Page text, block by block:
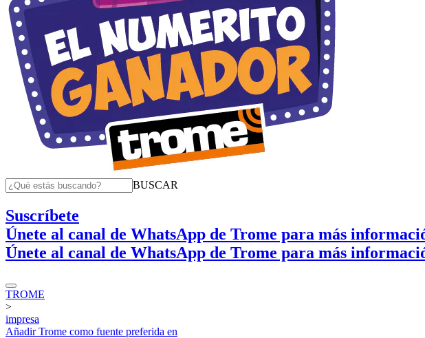
BUSCAR
Suscríbete
Únete al canal de WhatsApp de Trome para más
Únete al canal de WhatsApp de Trome para más
TROME
>
impresa
AñadirTrome como fuente preferida en